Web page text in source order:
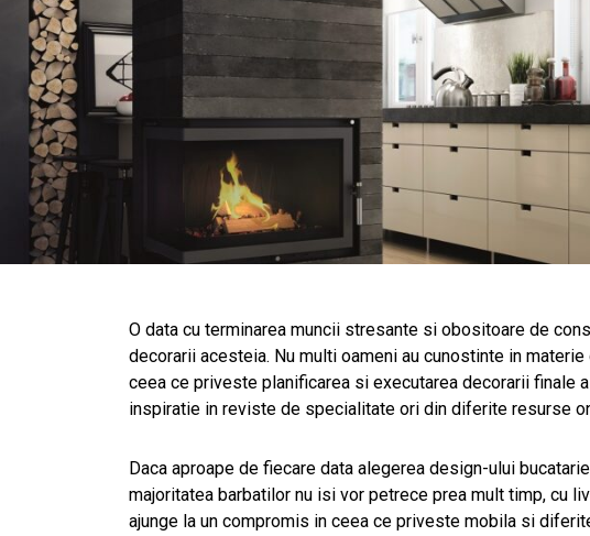
O data cu terminarea muncii stresante si obositoare de
decorarii acesteia. Nu multi oameni au cunostinte in
ceea ce priveste planificarea si executarea decorarii finale
inspiratie in reviste de specialitate ori din diferite resurse
Daca aproape de fiecare data alegerea design-ului
majoritatea barbatilor nu isi vor petrece prea mult timp, cu
ajunge la un compromis in ceea ce priveste mobila si